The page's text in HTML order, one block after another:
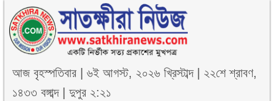
আজবৃহস্পতিবার |৬ই আগস্ট, ২০২৬ খ্রিস্টাব্দ| ২২শে শ্রাবণ,
১৪৩৩ বঙ্গাব্দ|দুপুর ২:২১